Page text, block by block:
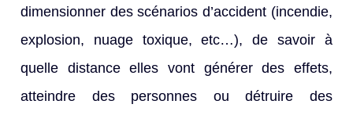
dimensionner des scénarios d’accident (incendie,
explosion, nuage toxique, etc…), de savoir à
quelle distance elles vont générer des effets,
atteindre des personnes ou détruire des